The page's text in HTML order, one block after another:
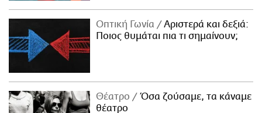
Οπτική Γωνία
Αριστερά και δεξιά:
Ποιος θυμάται πια τι σημαίνουν;
Θέατρο
Όσα ζούσαμε, τα κάναμε
θέατρο